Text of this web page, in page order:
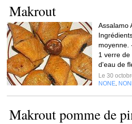
Makrout
Assalamo
moyenne.
1 verre
d'eau de
Le 30
NONE
Makrout pomme de